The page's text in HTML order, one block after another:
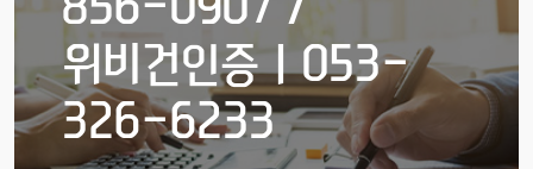
위비건인증ㅣ053-
326-6233